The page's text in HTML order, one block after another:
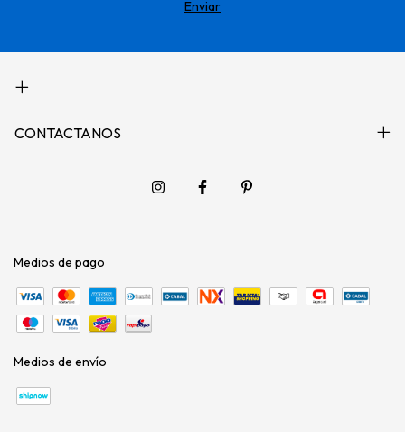
CONTACTANOS
Medios de pago
Medios de envío